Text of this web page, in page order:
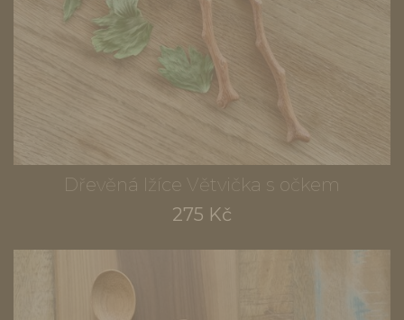
Dřevěná lžíce Větvička s očkem
275 Kč